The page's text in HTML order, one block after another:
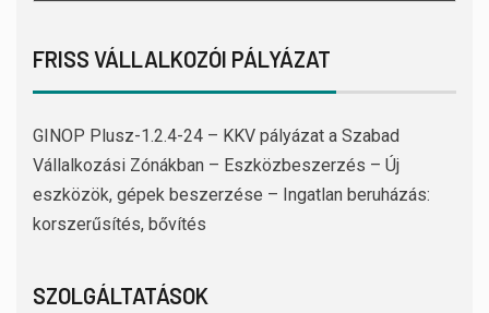
FRISS VÁLLALKOZÓI PÁLYÁZAT
GINOP Plusz-1.2.4-24 – KKV pályázat a Szabad
Vállalkozási Zónákban – Eszközbeszerzés – Új
eszközök, gépek beszerzése – Ingatlan beruházás:
korszerűsítés, bővítés
SZOLGÁLTATÁSOK